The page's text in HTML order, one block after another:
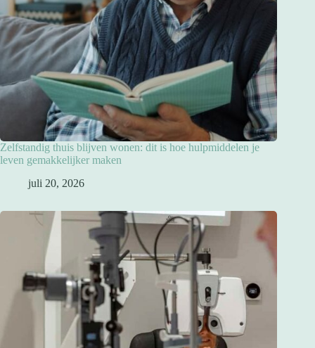
Zelfstandig thuis blijven wonen: dit is hoe hulpmiddelen je
leven gemakkelijker maken
juli 20, 2026